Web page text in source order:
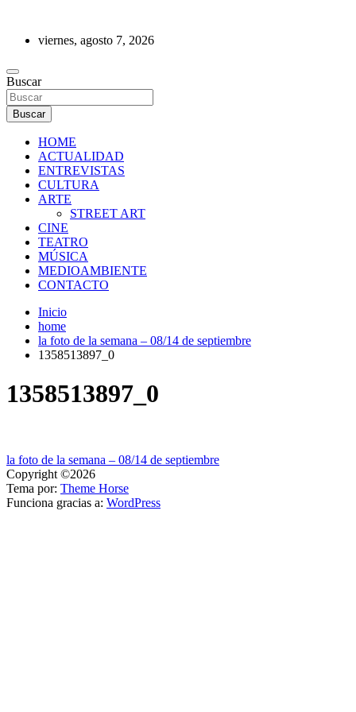
contenidoviernes, agosto 7, 2026
REVISTA DE PRENSA
Buscar
Buscar
HOME
ACTUALIDAD
ENTREVISTAS
CULTURA
ARTE
STREET ART
CINE
TEATRO
MÚSICA
MEDIOAMBIENTE
CONTACTO
Inicio
home
la foto de la semana – 08/14 de septiembre
1358513897_0
1358513897_0
Navegación
de
entradas
la foto de la semana – 08/14 de septiembre
Copyright ©2026
Tema por: Theme Horse
Funciona gracias a: WordPress